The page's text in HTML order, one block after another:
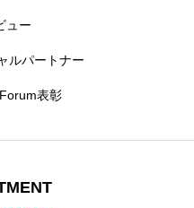
ュー
ルパートナー
表彰